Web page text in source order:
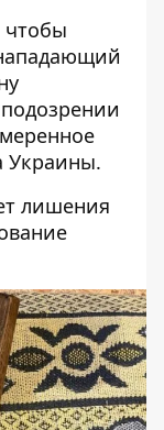
чтобы
Украины.
лишения